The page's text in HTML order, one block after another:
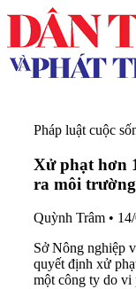
Pháp luật cuộc
Xử phạt hơn
ra môi trường
Quỳnh Trâm •
Sở Nông nghiệp
quyết định xử
một công ty do vi